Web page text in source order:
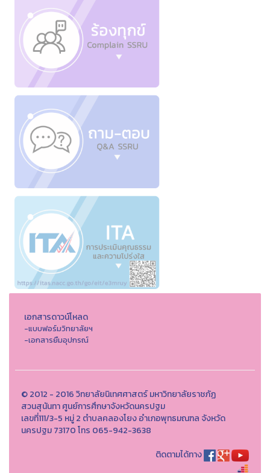
เอกสารดาวน์โหลด
-แบบฟอร์มวิทยาลัยฯ
-เอกสารยืมอุปกรณ์
© 2012 - 2016 วิทยาลัยนิเทศศาสตร์ มหาวิทยาลัยราชภัฏ
สวนสุนันทา ศูนย์การศึกษาจังหวัดนครปฐม
เลขที่111/3-5 หมู่ 2 ตำบลคลองโยง อำเภอพุทธมณฑล จังหวัด
นครปฐม 73170 โทร 065-942-3638
ติดตามได้ทาง